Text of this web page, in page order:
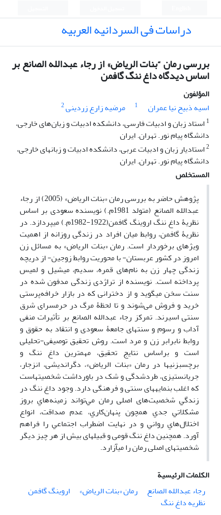
دراسات فی السردانیه العربیه
بررسی رمان “بنات الریاض» از رجاء عبدالله الصانع بر
اساس دیدگاه داغ ننگ گافمن
المؤلفون
اسیه ذبیح نیا عمران
1 مرضیه زارع زردینی2
1 استاد زبان و ادبیات فارسی، دانشکده ادبیات و زبان‌های خارجی،
دانشگاه پیام نور. تهران. ایران
2استادیار زبان و ادبیات عربی، دانشکده ادبیات و زبانهای خارجی،
دانشگاه پیام نور. تهران. ایران
المستخلص
پژوهش حاضر به بررسی رمان «بنات الریاض
» (2005) از رجاء
عبدالله الصانع (متولد 1981م.) نویسنده سعودی بر اساس
نظریۀ داغ ننگ اروینگ گافمن(1922-1982م.)
می­پردازد. در
نظریۀ گافمن،روابط میان افراد در زندگی روزانه از اهمیت
ویژه‏ای برخوردار است.رمان «بنات الریاض» به مسائل زن
امروز در کشور عربستان- با محوریت روابط زوجین- از دریچه
زندگی چهار زنبه نام‌های قمره، سدیم، میشیل و لمیس
پرداخته­ است. نویسنده از تراژدی زندگی مدفون شده در
سنت سخن می­گوید و از دخترانی که در بازار خرافه‌پرستی
خرید و فروش می‌شوند و تا لحظۀ مرگ در حرمسرای شرق
سنتی اسیرند. تمرکز رجاء عبدالله الصانع بر تأثیرات منفی
آداب و رسوم و سنت­های جامعۀ سعودی و انتقاد به حقوق و
روابط نابرابر زن و مرد است. روش تحقیق توصیفی-تحلیلی
است وبراساس نتایج تحقیق، مهمترین داغ ‏ننگ و
برچسب‏زنی‏ها در رمان «بنات الریاض»، دگراندیشی، انزجار،
جریان­ستیزی، طرد‏شدگی و ‏شک در باورداشت شخصیت­هاست
که اغلب بن‏مایه‏های سنتی و فرهنگی دارد.وجود داغ ننگ در
زندگي شخصیت‌های اصلی رمانمي‌تواند زمينه‌هاي بروز
مشكلاتي جدي همچون پنهان‌كاري، عدم صداقت،‌‌ انواع
اختلال‌هاي رواني و در نهايت اضطراب اجتماعي را فراهم
آورد.همچنین داغ ننگ قومی و قبیله­ای بیش از هر چیز دیگر
شخصیت­های اصلی رمان را می­آزارد.
الكلمات الرئيسية
رجاء عبدالله الصانع
رمان «بنات الریاض»
اروینگ گافمن
نظریه داغ ننگ